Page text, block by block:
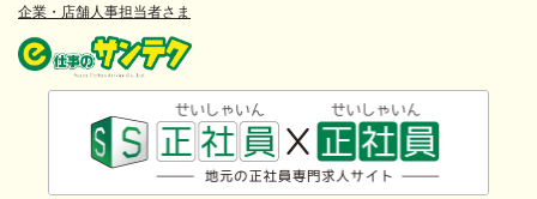
企業・店舗人事担当者さま